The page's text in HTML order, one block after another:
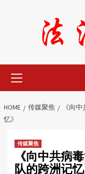
Menu
HOME 传媒聚焦
《向
忆》
传媒聚焦
《向中共病
队的跨洲记忆